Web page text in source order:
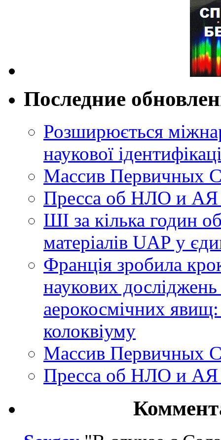
Последние
Розширюється
наукової
Массив Первичных
Пресса об НЛО и
ШІ за кілька годин
матеріалів UAP у
Франція зробила
наукових
аерокосмічних
колоквіуму
Массив Первичных
Пресса об НЛО и